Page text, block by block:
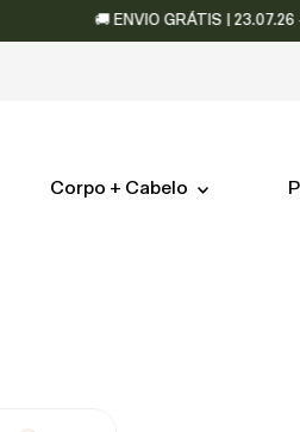
🚚 ENVIO GRÁTIS | 23.07.26 –
Corpo + Cabelo